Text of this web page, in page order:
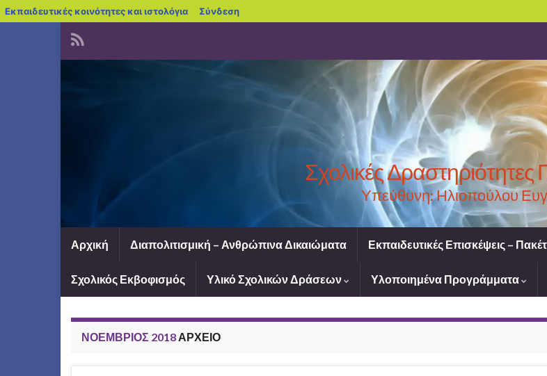
Εκπαιδευτικές κοινότητες και ιστολόγια blogs.sch.gr
Σύνδεση
Σχολικές Δραστηριότητες
Υπεύθυνη: Ηλιοπούλου
Αρχική Διαπολιτισμική – Ανθρώπινα Δικαιώματα Εκπαιδευτικές Επισκέψεις –
Σχολικός Εκβοφισμός Υλικό Σχολικών Δράσεων Υλοποιημένα Προγράμματα
ΝΟΈΜΒΡΙΟΣ 2018 ΑΡΧΕΊΟ